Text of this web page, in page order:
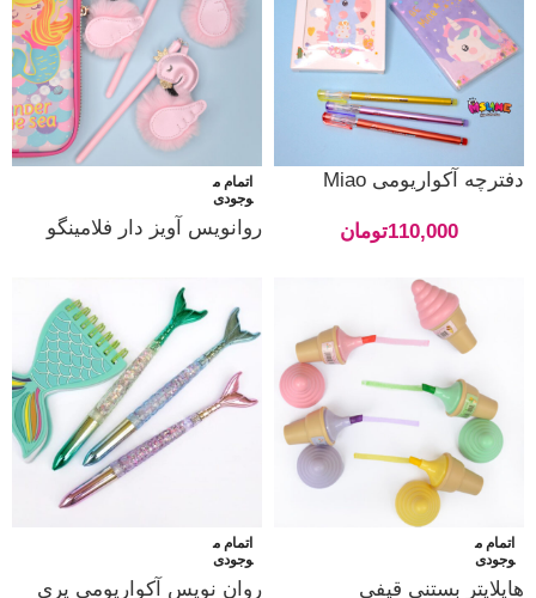
دفترچه آکواریومی Miao
110,000تومان
اتمام م
وجودی
روانویس آویز دار فلامینگو
اتمام م
وجودی
هایلایتر بستنی قیفی
اتمام م
وجودی
روان نویس آکواریومی پری